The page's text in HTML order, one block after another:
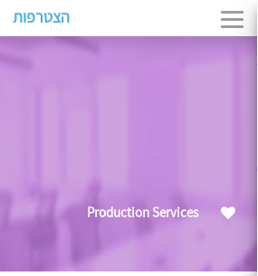
הצטרפות
Production Services